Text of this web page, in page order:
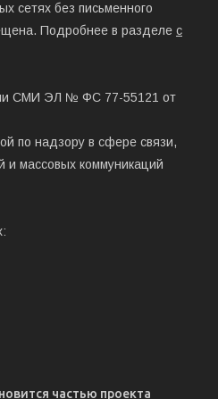
сетях без письменного
Подробнее в разделе с
СМИ ЭЛ № ФС 77-55121 от
по надзору в сфере связи,
и массовых коммуникаций
частью проекта